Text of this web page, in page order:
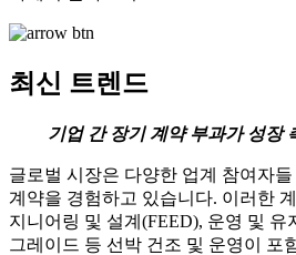
최신 트렌드
기업 간 장기 계약 부과가 성장
글로벌 시장은 다양한 업계 참여자들
계약을 경험하고 있습니다. 이러한
지니어링 및 설계(FEED), 운영 및 유
그레이드 등 선박 건조 및 운영이 포